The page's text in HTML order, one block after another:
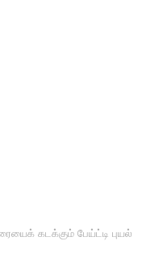
கடக்கும் பேய்ட்டி புயல்